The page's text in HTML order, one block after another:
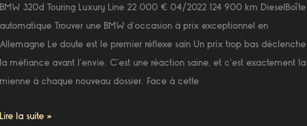
BMW 320d Touring Luxury Line 22 000 € 04/2022 124 900 km DieselBoîte
automatique Trouver une BMW d’occasion à prix exceptionnel en
Allemagne Le doute est le premier réflexe sain Un prix trop bas déclenche
la méfiance avant l’envie. C’est une réaction saine, et c’est exactement la
mienne à chaque nouveau dossier. Face à cette
Lire la suite »